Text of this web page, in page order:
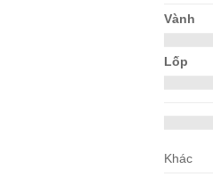
Vành
Lốp
Khác